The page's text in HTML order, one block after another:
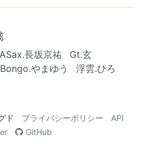
ASax.長坂京祐
Gt.玄
やまゆう
浮雲.ひろ
ド プライバシーポリシー
API
GitHub